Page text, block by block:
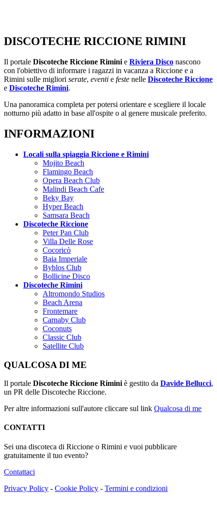
DISCOTECHE RICCIONE RIMINI
Il portale Discoteche Riccione Rimini e Riviera Disco nascono
con l'obiettivo di informare i ragazzi in vacanza a Riccione e a
Rimini sulle migliori serate, eventi e feste nelle Discoteche Riccione
e Discoteche Rimini.
Una panoramica completa per potersi orientare e scegliere il locale
notturno più adatto in base all'ospite o al genere musicale preferito.
INFORMAZIONI
Locali sulla spiaggia Riccione e Rimini
Mojito Beach
Flamingo Beach
Opera Beach Club
Malindi Beach Cafe
Beky Bay
Hyper Beach
Samsara Beach
Discoteche Riccione
Peter Pan Club
Villa Delle Rose
Cocoricò
Baia Imperiale
Byblos Club
Bollicine Disco
Discoteche Rimini
Altromondo Studios
Beach Arena
Frontemare
Carnaby Club
Coconuts
Classic Club
Satellite Club
QUALCOSA DI ME
Il portale Discoteche Riccione Rimini è gestito da Davide Bellucci,
un PR delle Discoteche Riccione.
Per altre informazioni sull'autore cliccare sul link Qualcosa di me
CONTATTI
Sei una discoteca di Riccione o Rimini e vuoi pubblicare
gratuitamente il tuo evento?
Contattaci
Privacy Policy - Cookie Policy - Termini e condizioni